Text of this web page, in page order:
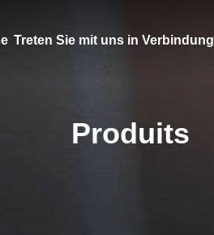
Treten Sie mit uns in Verbindung
Produits